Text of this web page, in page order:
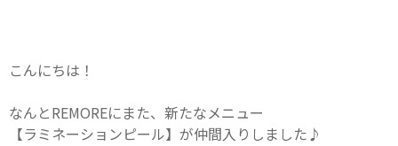
こんにちは！
なんとREMOREにまた、新たなメニュー
【ラミネーションピール】が仲間入りしました♪